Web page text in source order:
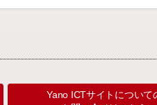
Yano ICTサイトについて